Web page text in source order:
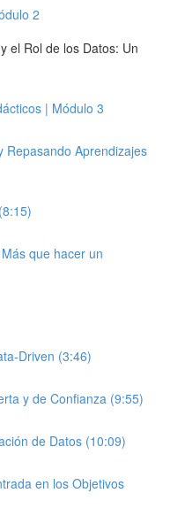
2
el Rol de los Datos: Un
| Módulo 3
Repasando Aprendizajes
que hacer un
Driven (3:46)
y de Confianza (9:55)
de Datos (10:09)
en los Objetivos